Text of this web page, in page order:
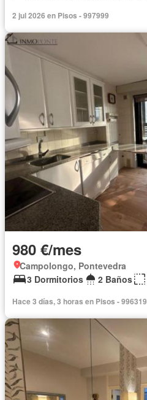
2 jul 2026 en Pisos - 997999
980 €/mes
Campolongo, Pontevedra
3 Dormitorios
2 Baños
Hace 3 días, 3 horas en Pisos - 996319